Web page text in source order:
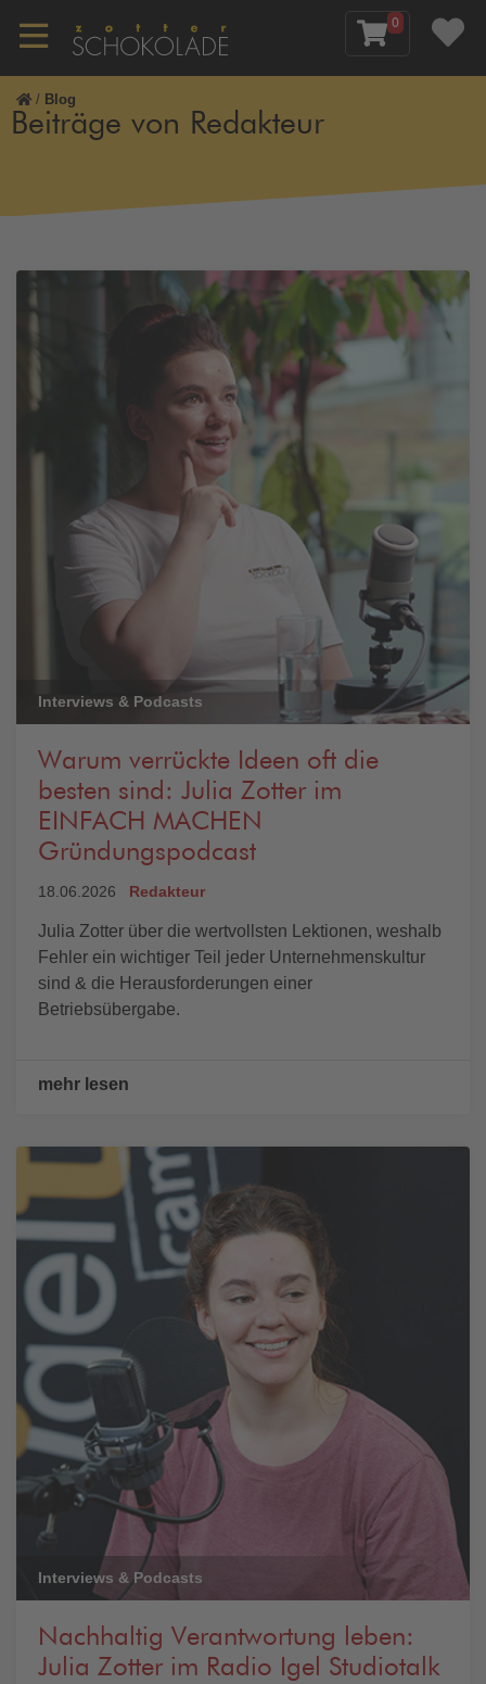
0
/ Blog
Beiträge von Redakteur
Interviews & Podcasts
Warum verrückte Ideen oft die
besten sind: Julia Zotter im
EINFACH MACHEN
Gründungspodcast
18.06.2026 Redakteur
Julia Zotter über die wertvollsten Lektionen, weshalb
Fehler ein wichtiger Teil jeder Unternehmenskultur
sind & die Herausforderungen einer
Betriebsübergabe.
mehr lesen
Interviews & Podcasts
Nachhaltig Verantwortung leben:
Julia Zotter im Radio Igel Studiotalk